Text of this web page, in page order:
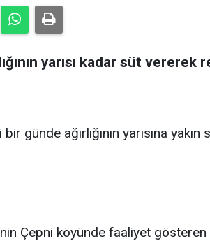
yarısı kadar süt vererek
günde ağırlığının yarısına
Çepni köyünde faaliyet gösteren